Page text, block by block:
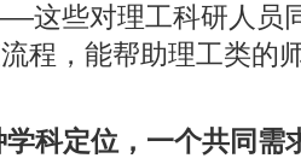
这些对理工科研人员
程，能帮助理工类的
科定位，一个共同需